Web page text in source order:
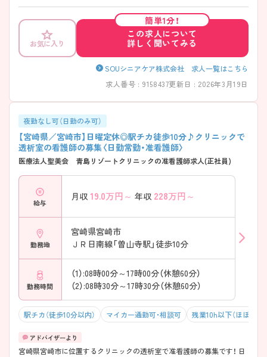
お気に入り
簡単1分！
この求人について
詳しく聞いてみる
SOUシニアケア株式会社 求人一覧はこちら
求人番号 : 9158437更新日 : 2026年3月19日
夜勤なし可（日勤のみ可）
【宮崎県／宮崎市】日曜定休◎駅チカ徒歩10分♪クリニックで
透析室の看護師の募集〈日勤常勤・准看護師〉
医療法人聖美会 青島リゾートクリニックの准看護師求人(正社員)
給与
月収 19.0万円～ 年収 228万円～
勤務地
宮崎県宮崎市
ＪＲ日南線「曽山寺駅」徒歩10分
勤務時間
（1）:08時00分～17時00分（休憩60分）
（2）:08時30分～17時30分（休憩60分）
駅チカ（徒歩10分以内） マイカー通勤可・相談可 残業10h以下（ほぼなし）
宮崎県宮崎市に位置するクリニックの透析室で准看護師の募集です！ 日